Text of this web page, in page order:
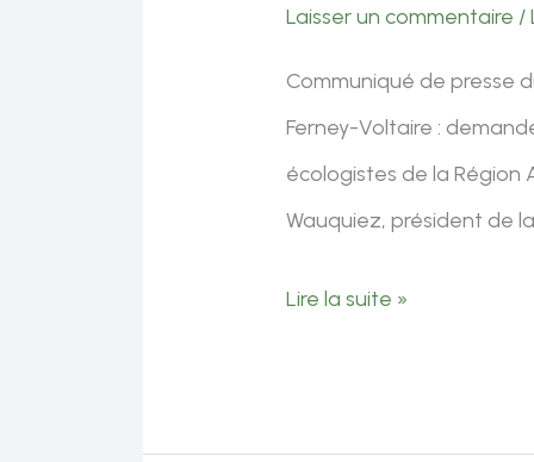
Laisser un commentaire /
Communiqué de presse
Ferney-Voltaire :
écologistes de la Région
Wauquiez, président de
Situation
Lire la suite »